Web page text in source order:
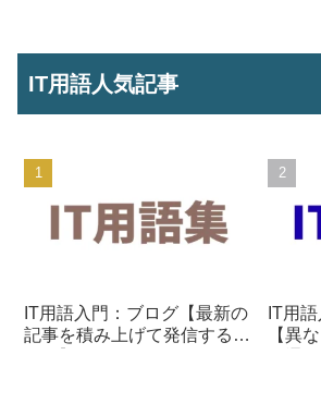
IT用語人気記事
IT用語入門：ブログ【最新の
記事を積み上げて発信する仕
IT用
【異